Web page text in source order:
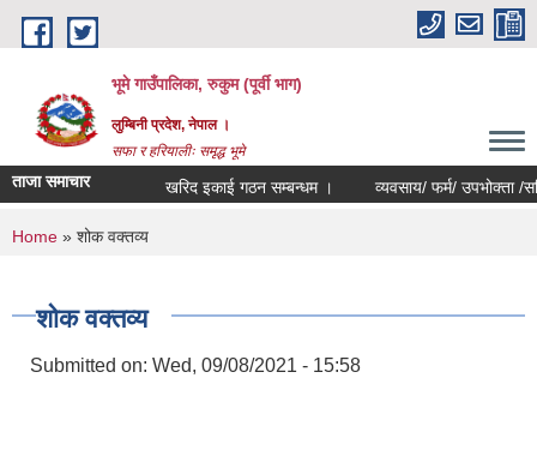
Skip to main content
भूमे गाउँपालिका, रुकुम (पूर्वी भाग)
लुम्बिनी प्रदेश, नेपाल ।
सफा र हरियालीः समृद्ध भूमे
ताजा समाचार खरिद इकाई गठन सम्बन्धम । व्यवसाय/ फर्म/ उपभोक्ता /समिति/
You are here
Home » शोक वक्तव्य
शोक वक्तव्य
Submitted on: Wed, 09/08/2021 - 15:58